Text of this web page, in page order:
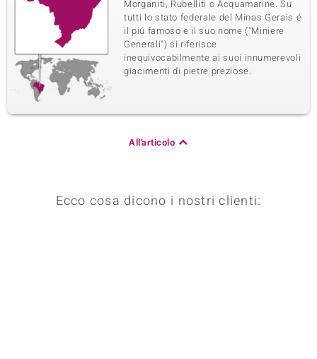
Morganiti, Rubelliti o Acquamarine. Su
tutti lo stato federale del Minas Gerais é
il piú famoso e il suo nome ("Miniere
Generali") si riferisce
inequivocabilmente ai suoi innumerevoli
giacimenti di pietre preziose.
All'articolo
Ecco cosa dicono i nostri clienti: